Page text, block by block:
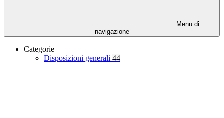
Menu di
navigazione
Categorie
Disposizioni generali 44